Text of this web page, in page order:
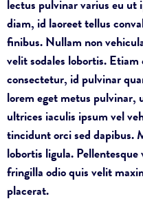
lectus pulvinar varius eu
diam, id laoreet tellus
finibus. Nullam non
velit sodales lobortis.
consectetur, id pulvinar
lorem eget metus
ultrices iaculis ipsum vel
tincidunt orci sed dapibus.
lobortis ligula.
fringilla odio quis velit
placerat.